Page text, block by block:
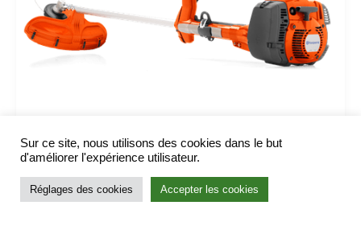
Débroussailleuses et coupes-bordures
HUSQVARNA – 545RX
999.00€ Voir le produit
Sur ce site, nous utilisons des cookies dans le but
d'améliorer l'expérience utilisateur.
Réglages des cookies Accepter les cookies